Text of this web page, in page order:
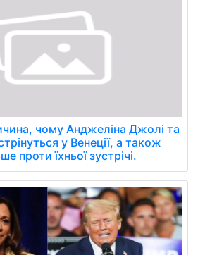
чому Анджеліна Джолі та
у Венеції, а також
проти їхньої зустрічі.